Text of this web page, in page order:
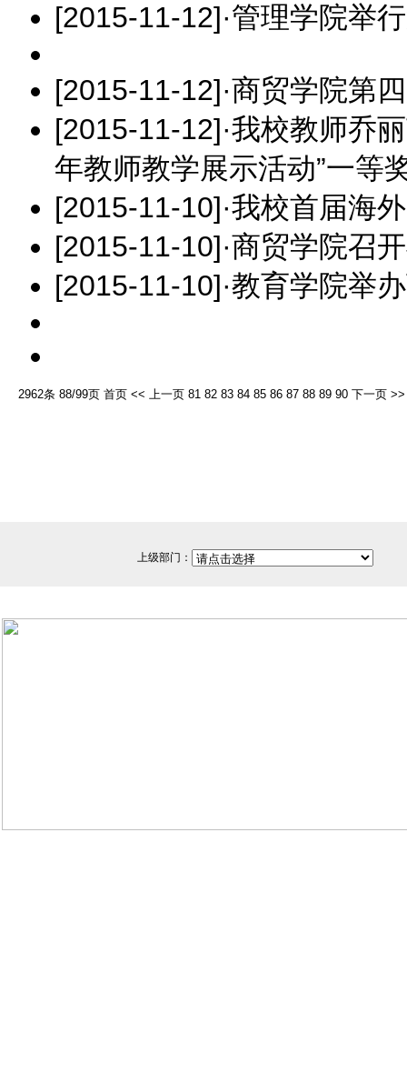
[2015-11-12]·管理学院举
[2015-11-12]·商贸学院第
[2015-11-12]·我校教师乔
年教师教学展示活动”一等
[2015-11-10]·我校首届海
[2015-11-10]·商贸学院召
[2015-11-10]·教育学院举
2962条 88/99页 首页 << 上一页 81 82 83 84 85 86 87 88 89 90 下一页 >>
上级部门：